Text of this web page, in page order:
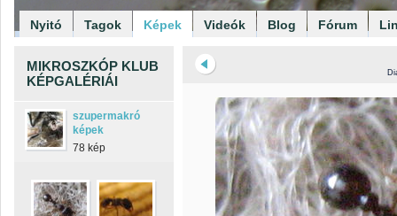
Nyitó Tagok Képek Videók Blog Fórum
MIKROSZKÓP KLUB
KÉPGALÉRIÁI
szupermakró
képek
78 kép